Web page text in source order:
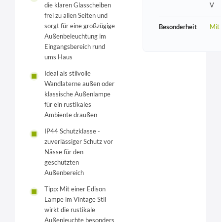
die klaren Glasscheiben
frei zu allen Seiten und
sorgt für eine großzügige
Außenbeleuchtung im
Eingangsbereich rund
ums Haus
Ideal als stilvolle
Wandlaterne außen oder
klassische Außenlampe
für ein rustikales
Ambiente draußen
IP44 Schutzklasse -
zuverlässiger Schutz vor
Nässe für den
geschützten
Außenbereich
Tipp: Mit einer Edison
Lampe im Vintage Stil
wirkt die rustikale
Außenleuchte besonders
V
Besonderheit Mit